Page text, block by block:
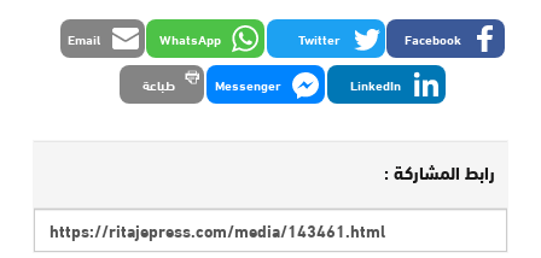
Facebook
Twitter
WhatsApp
Email
LinkedIn
Messenger طباعة
رابط المشاركة :